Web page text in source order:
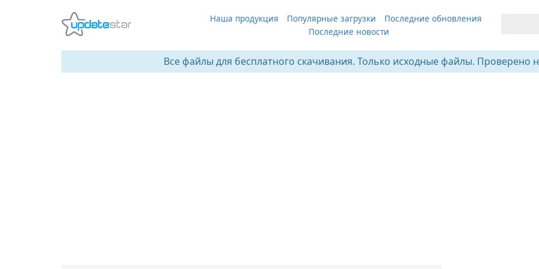
Наша продукция Популярные загрузки
Последние обновления
Последние новости
Все файлы для бесплатного скачивания. Только исходные файлы. Проверено